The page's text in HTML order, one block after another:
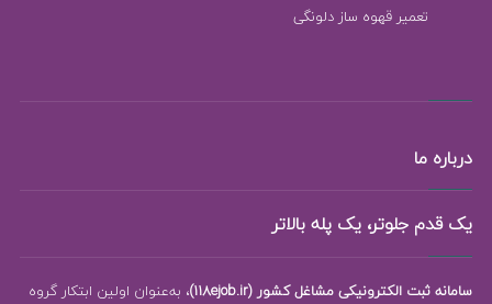
تعمیر قهوه ساز دلونگی
درباره ما
یک قدم جلوتر، یک پله بالاتر
سامانه ثبت الکترونیکی مشاغل کشور (118ejob.ir)
، به‌عنوان اولین ابتکار گروه